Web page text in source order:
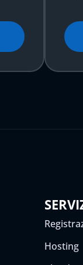
Hosting